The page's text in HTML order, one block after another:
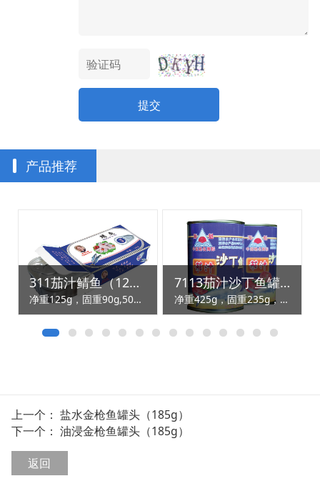
提交
产品推荐
311茄汁鲭鱼（125g）
净重125g，固重90g,50罐/箱
7113茄汁沙丁鱼罐头（425g）
净重425g，固重235g，24罐/箱
上一个： 盐水金枪鱼罐头（185g）
下一个： 油浸金枪鱼罐头（185g）
返回